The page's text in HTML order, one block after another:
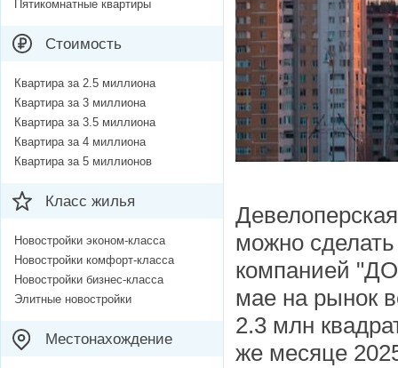
можно
компанией
мае на рынок
2.3 млн
же месяце
Пятикомнатные квартиры
Стоимость
Квартира за 2.5 миллиона
Квартира за 3 миллиона
Квартира за 3.5 миллиона
Квартира за 4 миллиона
Квартира за 5 миллионов
Класс жилья
Новостройки эконом-класса
Новостройки комфорт-класса
Новостройки бизнес-класса
Элитные новостройки
Местонахождение